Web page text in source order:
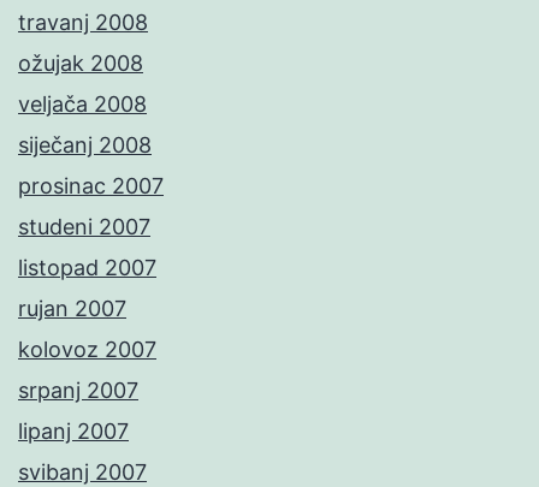
travanj 2008
ožujak 2008
veljača 2008
siječanj 2008
prosinac 2007
studeni 2007
listopad 2007
rujan 2007
kolovoz 2007
srpanj 2007
lipanj 2007
svibanj 2007